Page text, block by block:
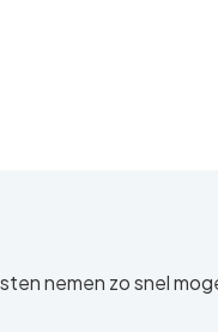
nemen zo snel